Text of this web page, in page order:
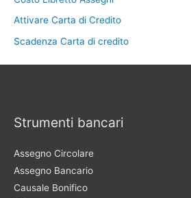
Attivare Carta di Credito
Scadenza Carta di credito
Strumenti bancari
Assegno Circolare
Assegno Bancario
Causale Bonifico